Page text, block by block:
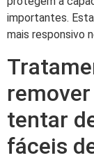
importantes.
mais responsivo
tentar
fáceis